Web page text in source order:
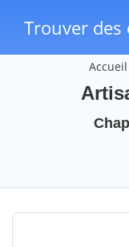
Trouver des
Accueil